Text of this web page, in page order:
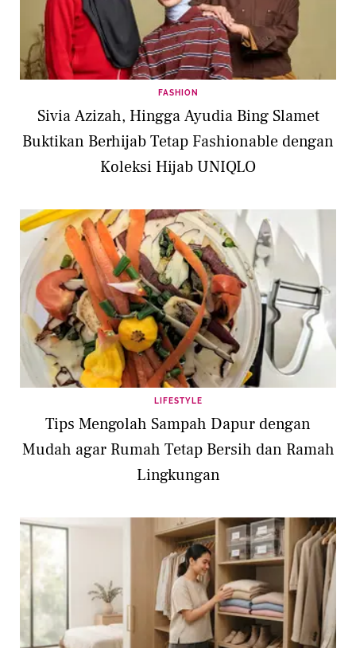
FASHION
Sivia Azizah, Hingga Ayudia Bing Slamet
Buktikan Berhijab Tetap Fashionable dengan
Koleksi Hijab UNIQLO
LIFESTYLE
Tips Mengolah Sampah Dapur dengan
Mudah agar Rumah Tetap Bersih dan Ramah
Lingkungan